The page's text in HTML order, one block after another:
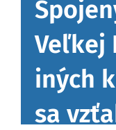
BLOG
Veľkej
iných
sa